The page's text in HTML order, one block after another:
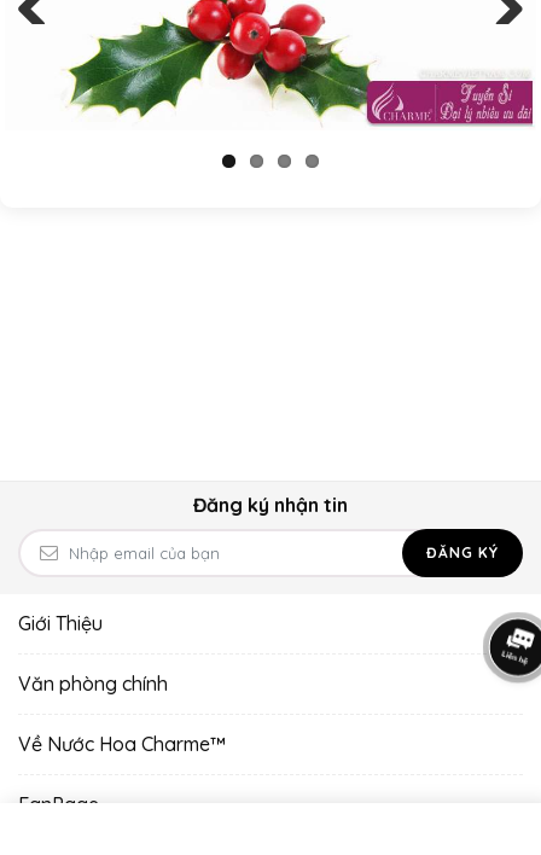
Previous
Đăng ký nhận tin
ĐĂNG KÝ
Giới Thiệu
Văn phòng chính
Về Nước Hoa Charme™
FanPage